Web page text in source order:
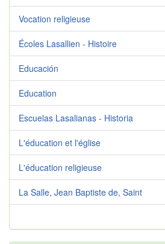
Vocation religieuse
Écoles Lasallien - Histoire
Educación
Education
Escuelas Lasalianas - Historia
L'éducation et l'église
L'éducation religieuse
La Salle, Jean Baptiste de, Saint